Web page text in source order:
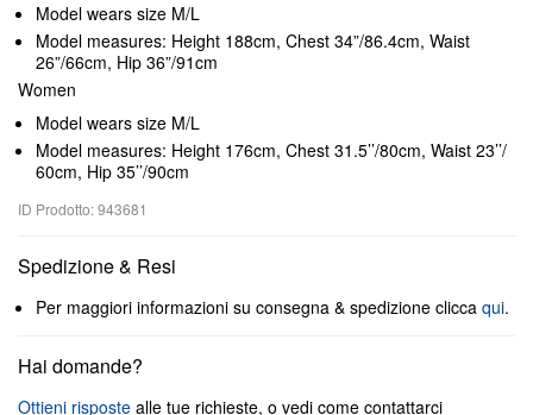
Model wears size M/L
Model measures: Height 188cm, Chest 34”/86.4cm, Waist
26”/66cm, Hip 36”/91cm
Women
Model wears size M/L
Model measures: Height 176cm, Chest 31.5’’/80cm, Waist 23’’/
60cm, Hip 35’’/90cm
ID Prodotto: 943681
Spedizione & Resi
Per maggiori informazioni su consegna & spedizione clicca qui.
Hai domande?
Ottieni risposte alle tue richieste, o vedi come contattarci